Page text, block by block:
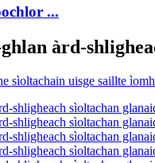
...
àrd-